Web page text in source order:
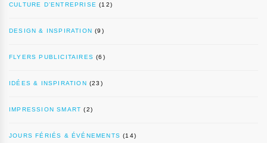
CULTURE D’ENTREPRISE (12)
DESIGN & INSPIRATION (9)
FLYERS PUBLICITAIRES (6)
IDÉES & INSPIRATION (23)
IMPRESSION SMART (2)
JOURS FÉRIÉS & ÉVÉNEMENTS (14)